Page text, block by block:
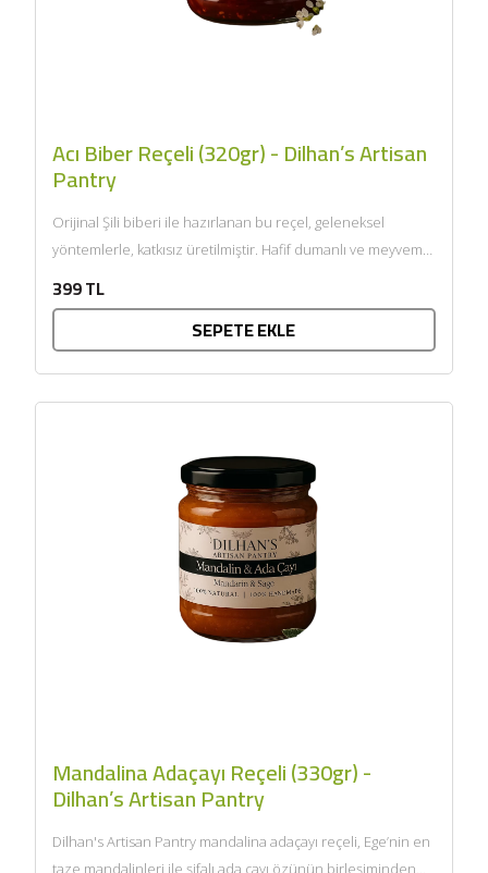
Acı Biber Reçeli (320gr) - Dilhan’s Artisan
Pantry
Orijinal Şili biberi ile hazırlanan bu reçel, geleneksel
yöntemlerle, katkısız üretilmiştir. Hafif dumanlı ve meyvemsi
399 TL
SEPETE EKLE
Mandalina Adaçayı Reçeli (330gr) -
Dilhan’s Artisan Pantry
Dilhan's Artisan Pantry mandalina adaçayı reçeli, Ege’nin en